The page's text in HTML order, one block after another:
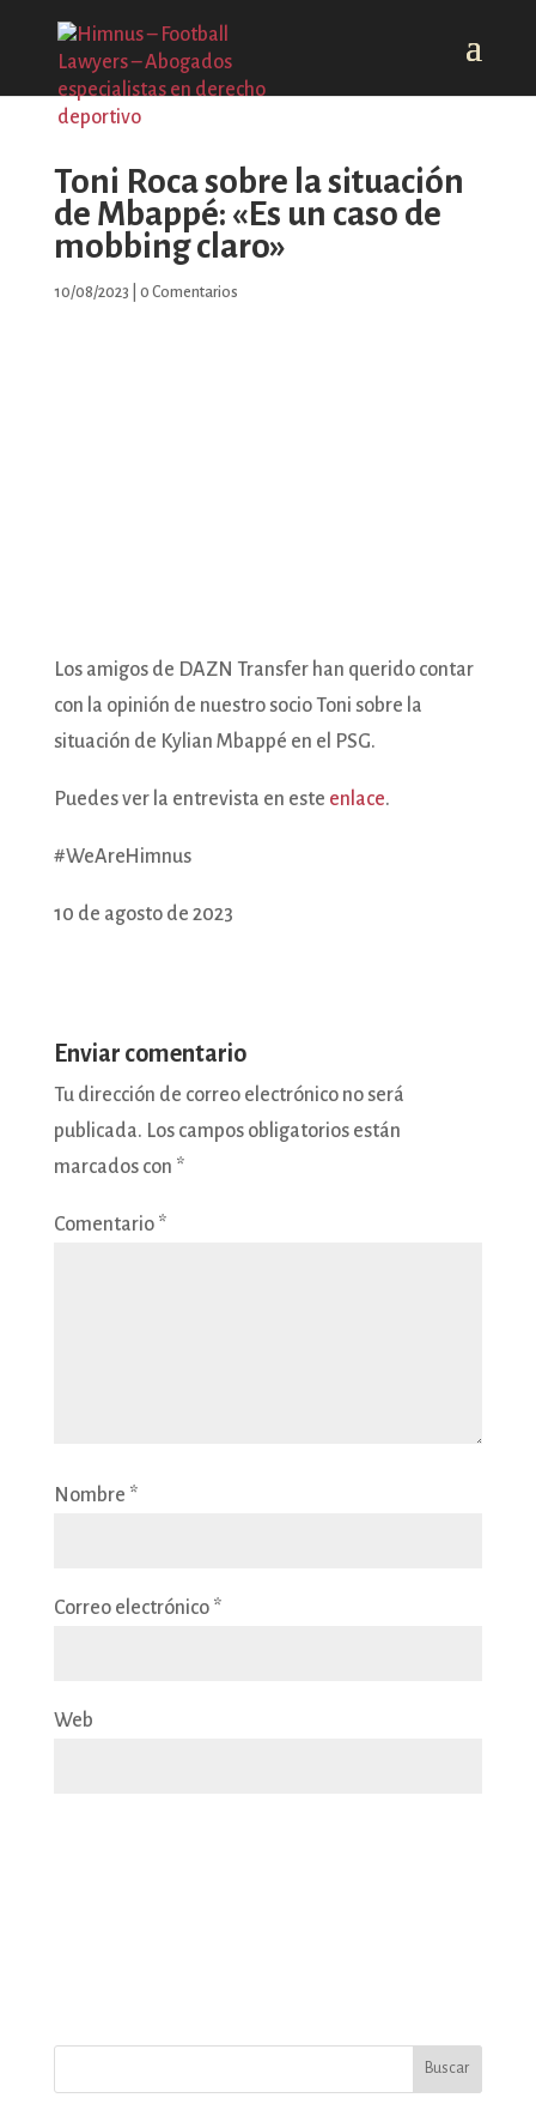
Toni Roca sobre la situación
de Mbappé: «Es un caso de
mobbing claro»
10/08/2023 0 Comentarios
Los amigos de DAZN Transfer han querido contar
con la opinión de nuestro socio Toni sobre la
situación de Kylian Mbappé en el PSG.
Puedes ver la entrevista en este enlace.
#WeAreHimnus
10 de agosto de 2023
Enviar comentario
Tu dirección de correo electrónico no será
publicada. Los campos obligatorios están
marcados con *
Comentario *
Nombre *
Correo electrónico *
Web
Buscar